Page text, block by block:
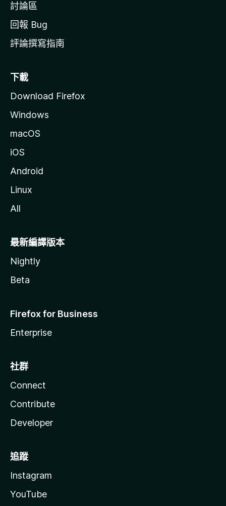
討論區
回報 Bug
評論撰寫指南
下載
Download Firefox
Windows
macOS
iOS
Android
Linux
All
最新編譯版本
Nightly
Beta
Firefox for Business
Enterprise
社群
Connect
Contribute
Developer
追蹤
Instagram
YouTube